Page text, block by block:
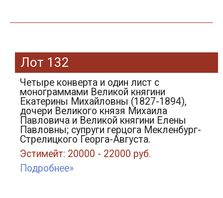
Лот 132
Четыре конверта и один лист с
монограммами Великой княгини
Екатерины Михайловны (1827-1894),
дочери Великого князя Михаила
Павловича и Великой княгини Елены
Павловны; супруги герцога Мекленбург-
Стрелицкого Георга-Августа.
Эстимейт: 20000 - 22000 руб.
Подробнее»